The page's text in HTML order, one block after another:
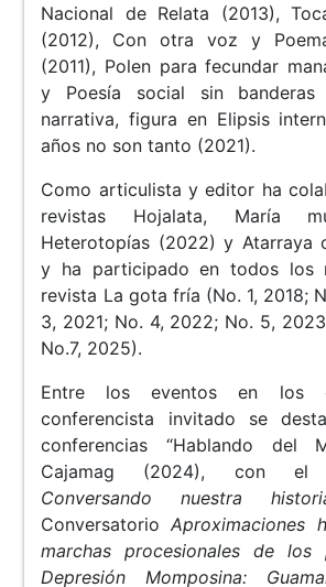
Nacional de Relata (2013),
(2012), Con otra voz y
(2011), Polen para fecundar
y Poesía social sin
narrativa, figura en Elipsis
años no son tanto (2021).
Como articulista y editor ha
revistas Hojalata, María
Heterotopías (2022) y Atarraya
y ha participado en todos los
revista La gota fría (No. 1, 2018;
3, 2021; No. 4, 2022; No. 5,
No.7, 2025).
Entre los eventos en los
conferencista invitado se
conferencias “Hablando del
Cajamag (2024), con el
Conversando nuestra
ConversatorioAproximaciones
marchas procesionales de
Depresión Momposina: